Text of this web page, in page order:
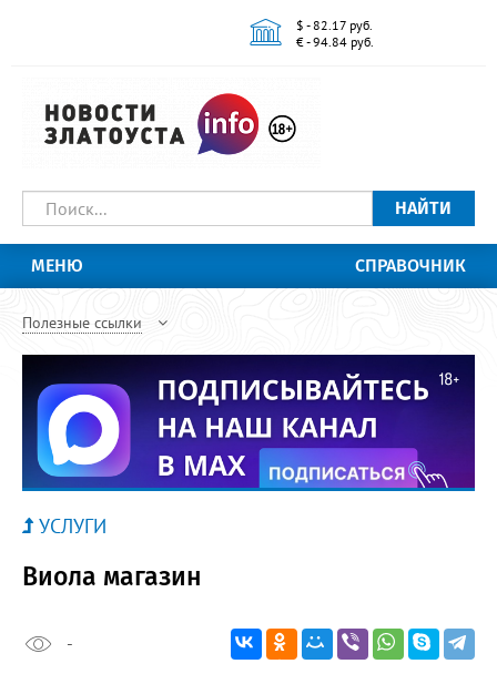
$ - 82.17 руб.
€ - 94.84 руб.
НАЙТИ
МЕНЮ СПРАВОЧНИК
Полезные ссылки
УСЛУГИ
Виола магазин
-